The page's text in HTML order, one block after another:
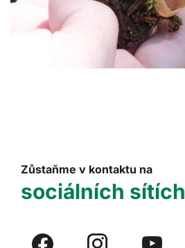
Zůstaňme v kontaktu na
sociálních sítích